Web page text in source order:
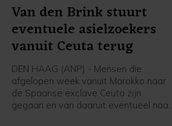
Van den Brink stuurt
eventuele asielzoekers
vanuit Ceuta terug
DEN HAAG (ANP) - Mensen die
afgelopen week vanuit Marokko naar
de Spaanse exclave Ceuta zijn
gegaan en van daaruit eventueel naar